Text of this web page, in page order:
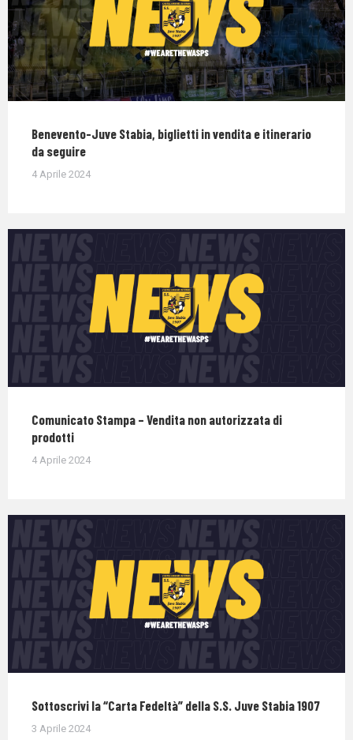
Benevento-Juve Stabia, biglietti in vendita e itinerario
da seguire
4 Aprile 2024
Comunicato Stampa – Vendita non autorizzata di
prodotti
4 Aprile 2024
Sottoscrivi la “Carta Fedeltà” della S.S. Juve Stabia 1907
3 Aprile 2024